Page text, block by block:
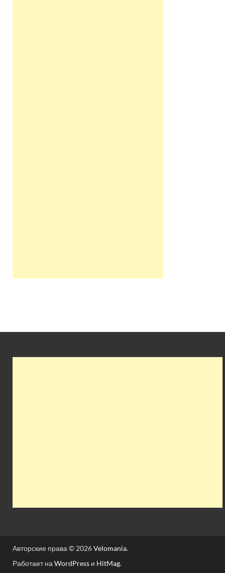
Авторские права © 2026Velomania.
Работает на WordPress и HitMag.